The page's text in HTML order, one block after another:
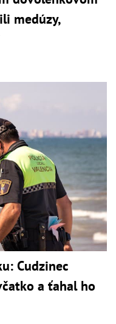
medúzy,
Cudzinec
a ťahal ho